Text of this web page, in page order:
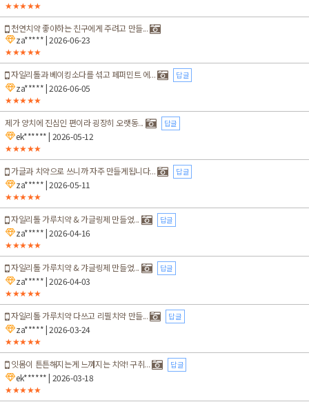
★★★★★
천연치약 좋아하는 친구에게 주려고 만들...
za*****| 2026-06-23
★★★★★
자일리톨과 베이킹소다를 섞고 페퍼민트 에... 답글
za*****| 2026-06-05
★★★★★
제가 양치에 진심인 편이라 굉장히 오랫동... 답글
ek******| 2026-05-12
★★★★★
가글과 치약으로 쓰니까 자주 만들게됩니다... 답글
za*****| 2026-05-11
★★★★★
자일리톨 가루치약 & 가글링제 만들었... 답글
za*****| 2026-04-16
★★★★★
자일리톨 가루치약 & 갸글링제 만들었... 답글
za*****| 2026-04-03
★★★★★
자일리톨 가루치약 다쓰고 리필치약 만들... 답글
za*****| 2026-03-24
★★★★★
잇몸이 튼튼해지는게 느껴지는 치약! 구취... 답글
ek******| 2026-03-18
★★★★★